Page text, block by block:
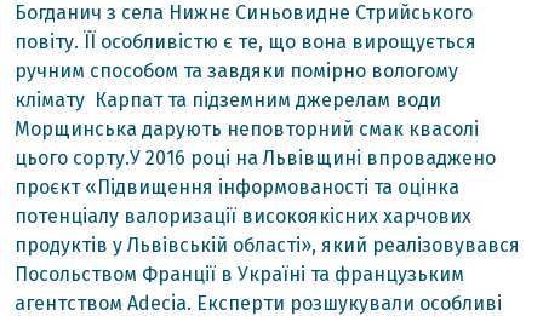
Богданич з села Нижнє Синьовидне Стрийського
повіту. ЇЇ особливістю є те, що вона вирощується
ручним способом та завдяки помірно вологому
клімату Карпат та підземним джерелам води
Морщинська дарують неповторний смак квасолі
цього сорту.У 2016 році на Львівщині впроваджено
проєкт «Підвищення інформованості та оцінка
потенціалу валоризації високоякісних харчових
продуктів у Львівській області», який реалізовувався
Посольством Франції в Україні та французьким
агентством Adecia. Експерти розшукували особливі